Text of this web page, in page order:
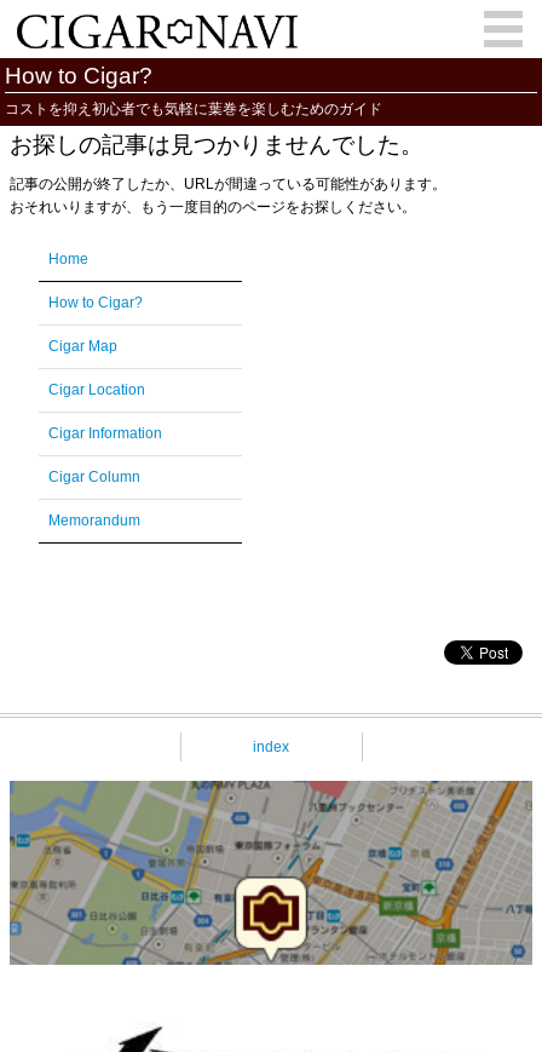
会員登録 お問い合わせ サインイン
How to Cigar? Cigar Location
Cigar Information
Memorandum
How to Cigar?
コストを抑え初心者でも気軽に葉巻を楽しむためのガイド
お探しの記事は見つかりませんでした。
記事の公開が終了したか、URLが間違っている可能性があります。
おそれいりますが、もう一度目的のページをお探しください。
Home
How to Cigar?
Cigar Map
Cigar Location
Cigar Information
Cigar Column
Memorandum
index